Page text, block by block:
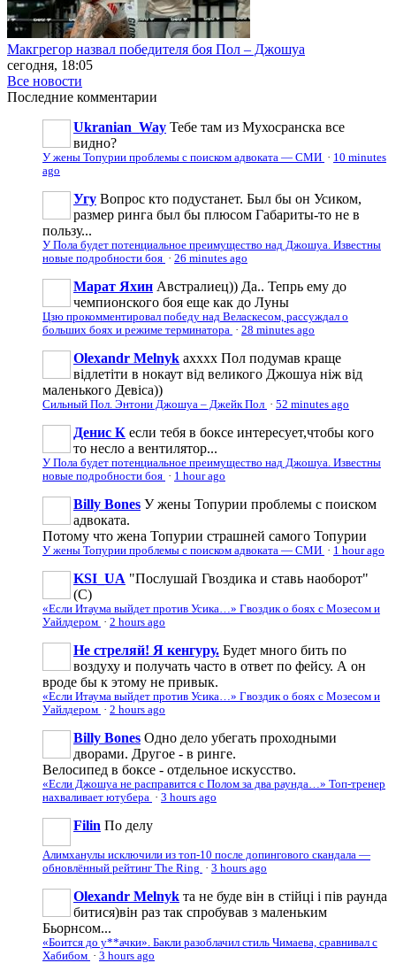
Макгрегор назвал победителя боя Пол – Джошуа
сегодня, 18:05
Все новости
Последние комментарии
Ukranian_Way Тебе там из Мухосранска все
видно?
У жены Топурии проблемы с поиском адвоката — СМИ · 10 minutes
ago
Угу Вопрос кто подустанет. Был бы он Усиком,
размер ринга был бы плюсом Габариты-то не в
пользу...
У Пола будет потенциальное преимущество над Джошуа. Известны
новые подробности боя · 26 minutes ago
Марат Яхин Австралиец)) Да.. Тепрь ему до
чемпионского боя еще как до Луны
Цзю прокомментировал победу над Веласкесом, рассуждал о
больших боях и режиме терминатора · 28 minutes ago
Olexandr Melnyk ахххх Пол подумав краще
відлетіти в нокаут від великого Джошуа ніж від
маленького Девіса))
Сильный Пол. Энтони Джошуа – Джейк Пол · 52 minutes ago
Денис К если тебя в боксе интересует,чтобы кого
то несло а вентилятор...
У Пола будет потенциальное преимущество над Джошуа. Известны
новые подробности боя · 1 hour ago
Billy Bones У жены Топурии проблемы с поиском
адвоката.
Потому что жена Топурии страшней самого Топурии
У жены Топурии проблемы с поиском адвоката — СМИ · 1 hour ago
KSI_UA "Послушай Гвоздика и ставь наоборот"
(С)
«Если Итаума выйдет против Усика…» Гвоздик о боях с Мозесом и
Уайлдером · 2 hours ago
Не стреляй! Я кенгуру. Будет много бить по
воздуху и получать часто в ответ по фейсу. А он
вроде бы к этому не привык.
«Если Итаума выйдет против Усика…» Гвоздик о боях с Мозесом и
Уайлдером · 2 hours ago
Billy Bones Одно дело убегать проходными
дворами. Другое - в ринге.
Велосипед в боксе - отдельное искусство.
«Если Джошуа не расправится с Полом за два раунда…» Топ-тренер
нахваливает ютубера · 3 hours ago
Filin По делу
Алимханулы исключили из топ-10 после допингового скандала —
обновлённый рейтинг The Ring · 3 hours ago
Olexandr Melnyk та не буде він в стійці і пів раунда
битися)він раз так спробував з маленьким
Бьорнсом...
«Боится до у**ачки». Бакли разоблачил стиль Чимаева, сравнивал с
Хабибом · 3 hours ago